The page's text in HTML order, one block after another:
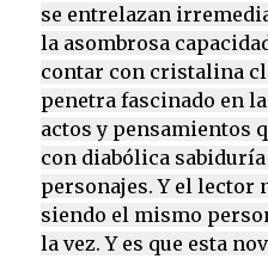
se entrelazan
la asombrosa
contar con cristalina
penetra fascinado en
actos y pensamientos
con diabólica
personajes. Y el lector
siendo el mismo
la vez. Y es que esta